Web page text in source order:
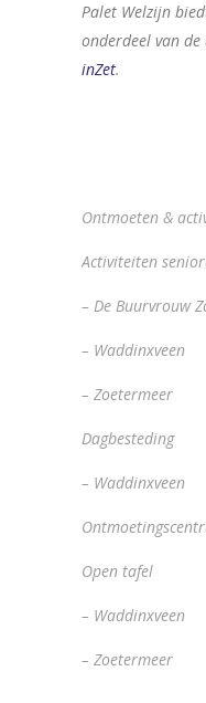
Palet Welzijn
onderdeel van
inZet.
Ontmoeten &
Activiteiten
– De Buurvrouw
– Waddinxveen
– Zoetermeer
Dagbesteding
– Waddinxveen
Open tafel
– Waddinxveen
– Zoetermeer